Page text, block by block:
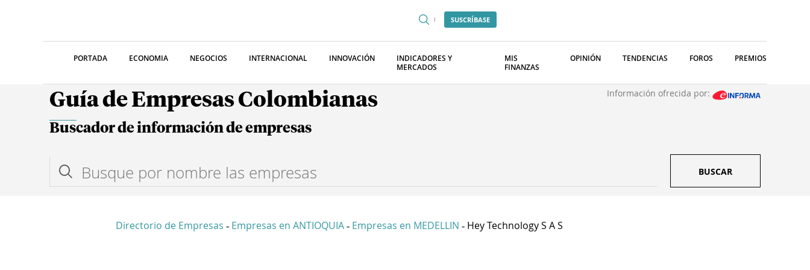
SUSCRÍBASE
PORTADA ECONOMIA NEGOCIOS INTERNACIONAL INNOVACIÓN
INDICADORES Y
MERCADOS
MIS
FINANZAS
OPINIÓN TENDENCIAS FOROS PREMIOS
Guía de Empresas Colombianas Información ofrecida por:
Buscador de información de empresas
BUSCAR
Directorio de Empresas - Empresas en ANTIOQUIA - Empresas en MEDELLIN - Hey Technology S A S